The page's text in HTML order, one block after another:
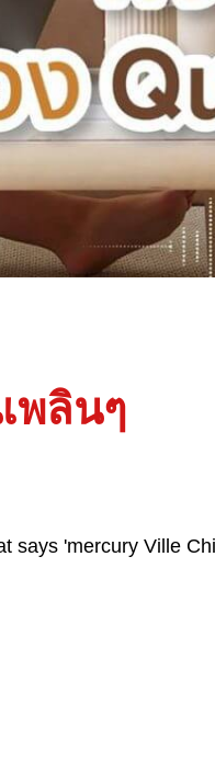
พลินๆ